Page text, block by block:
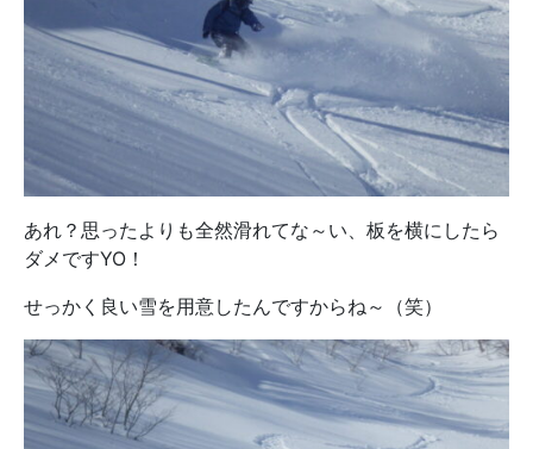
あれ？思ったよりも全然滑れてな～い、板を横にしたら
ダメですYO！
せっかく良い雪を用意したんですからね～（笑）